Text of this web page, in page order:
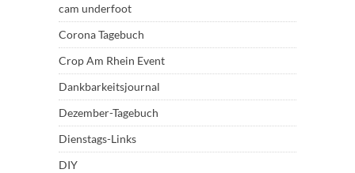
cam underfoot
Corona Tagebuch
Crop Am Rhein Event
Dankbarkeitsjournal
Dezember-Tagebuch
Dienstags-Links
DIY